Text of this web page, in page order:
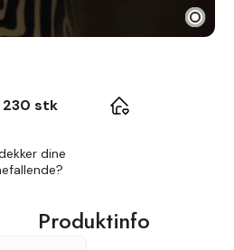
stk
dine
Produktinfo